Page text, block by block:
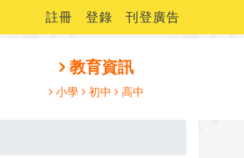
註冊 登錄 刊登廣告
教育資訊
小學 初中 高中